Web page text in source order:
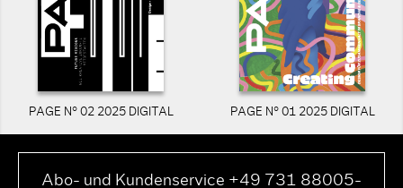
PAGE N° 02 2025 DIGITAL PAGE N° 01 2025 DIGITAL
Abo- und Kundenservice +49 731 88005-